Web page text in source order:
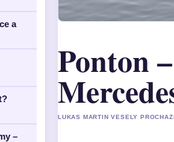
Ponton
LUKAS MARTIN VESELY
a
–